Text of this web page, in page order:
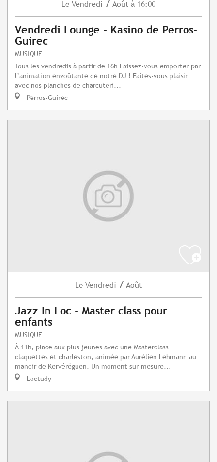
Le Vendredi 7 Août à 16:00
Vendredi Lounge - Kasino de Perros-
Guirec
MUSIQUE
Tous les vendredis à partir de 16h Laissez-vous emporter par
l’animation envoûtante de notre DJ ! Faites-vous plaisir
avec nos planches de charcuteri...
Perros-Guirec
Le Vendredi 7 Août
Jazz In Loc - Master class pour
enfants
MUSIQUE
À 11h, place aux plus jeunes avec une Masterclass
claquettes et charleston, animée par Aurélien Lehmann au
manoir de Kervéréguen. Un moment sur-mesure...
Loctudy